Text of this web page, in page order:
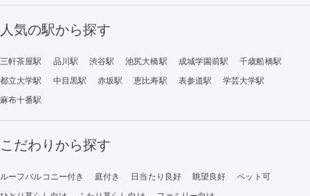
人気の駅から探す
三軒茶屋駅 品川駅 渋谷駅 池尻大橋駅 成城学園前駅
千歳船橋駅
都立大学駅
中目黒駅 赤坂駅 恵比寿駅 表参道駅
学芸大学駅
麻布十番駅
こだわりから探す
ルーフバルコニー付き 庭付き 日当たり良好 眺望良好
ペット可